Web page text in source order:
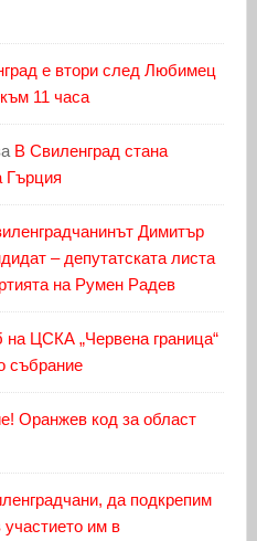
е втори след Любимец
11 часа
В Свиленград стана
Гърция
Димитър
– депутатската листа
на Румен Радев
на ЦСКА „Червена граница“
събрание
Оранжев код за област
да подкрепим
им в